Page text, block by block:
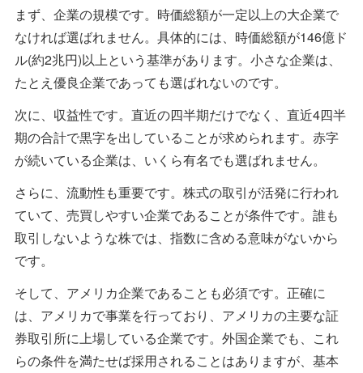
まず、企業の規模です。時価総額が一定以上の大企業で
なければ選ばれません。具体的には、時価総額が146億ド
ル(約2兆円)以上という基準があります。小さな企業は、
たとえ優良企業であっても選ばれないのです。
次に、収益性です。直近の四半期だけでなく、直近4四半
期の合計で黒字を出していることが求められます。赤字
が続いている企業は、いくら有名でも選ばれません。
さらに、流動性も重要です。株式の取引が活発に行われ
ていて、売買しやすい企業であることが条件です。誰も
取引しないような株では、指数に含める意味がないから
です。
そして、アメリカ企業であることも必須です。正確に
は、アメリカで事業を行っており、アメリカの主要な証
券取引所に上場している企業です。外国企業でも、これ
らの条件を満たせば採用されることはありますが、基本